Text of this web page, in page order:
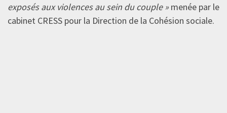
exposés aux violences au sein du couple » menée par le
cabinet CRESS pour la Direction de la Cohésion sociale.